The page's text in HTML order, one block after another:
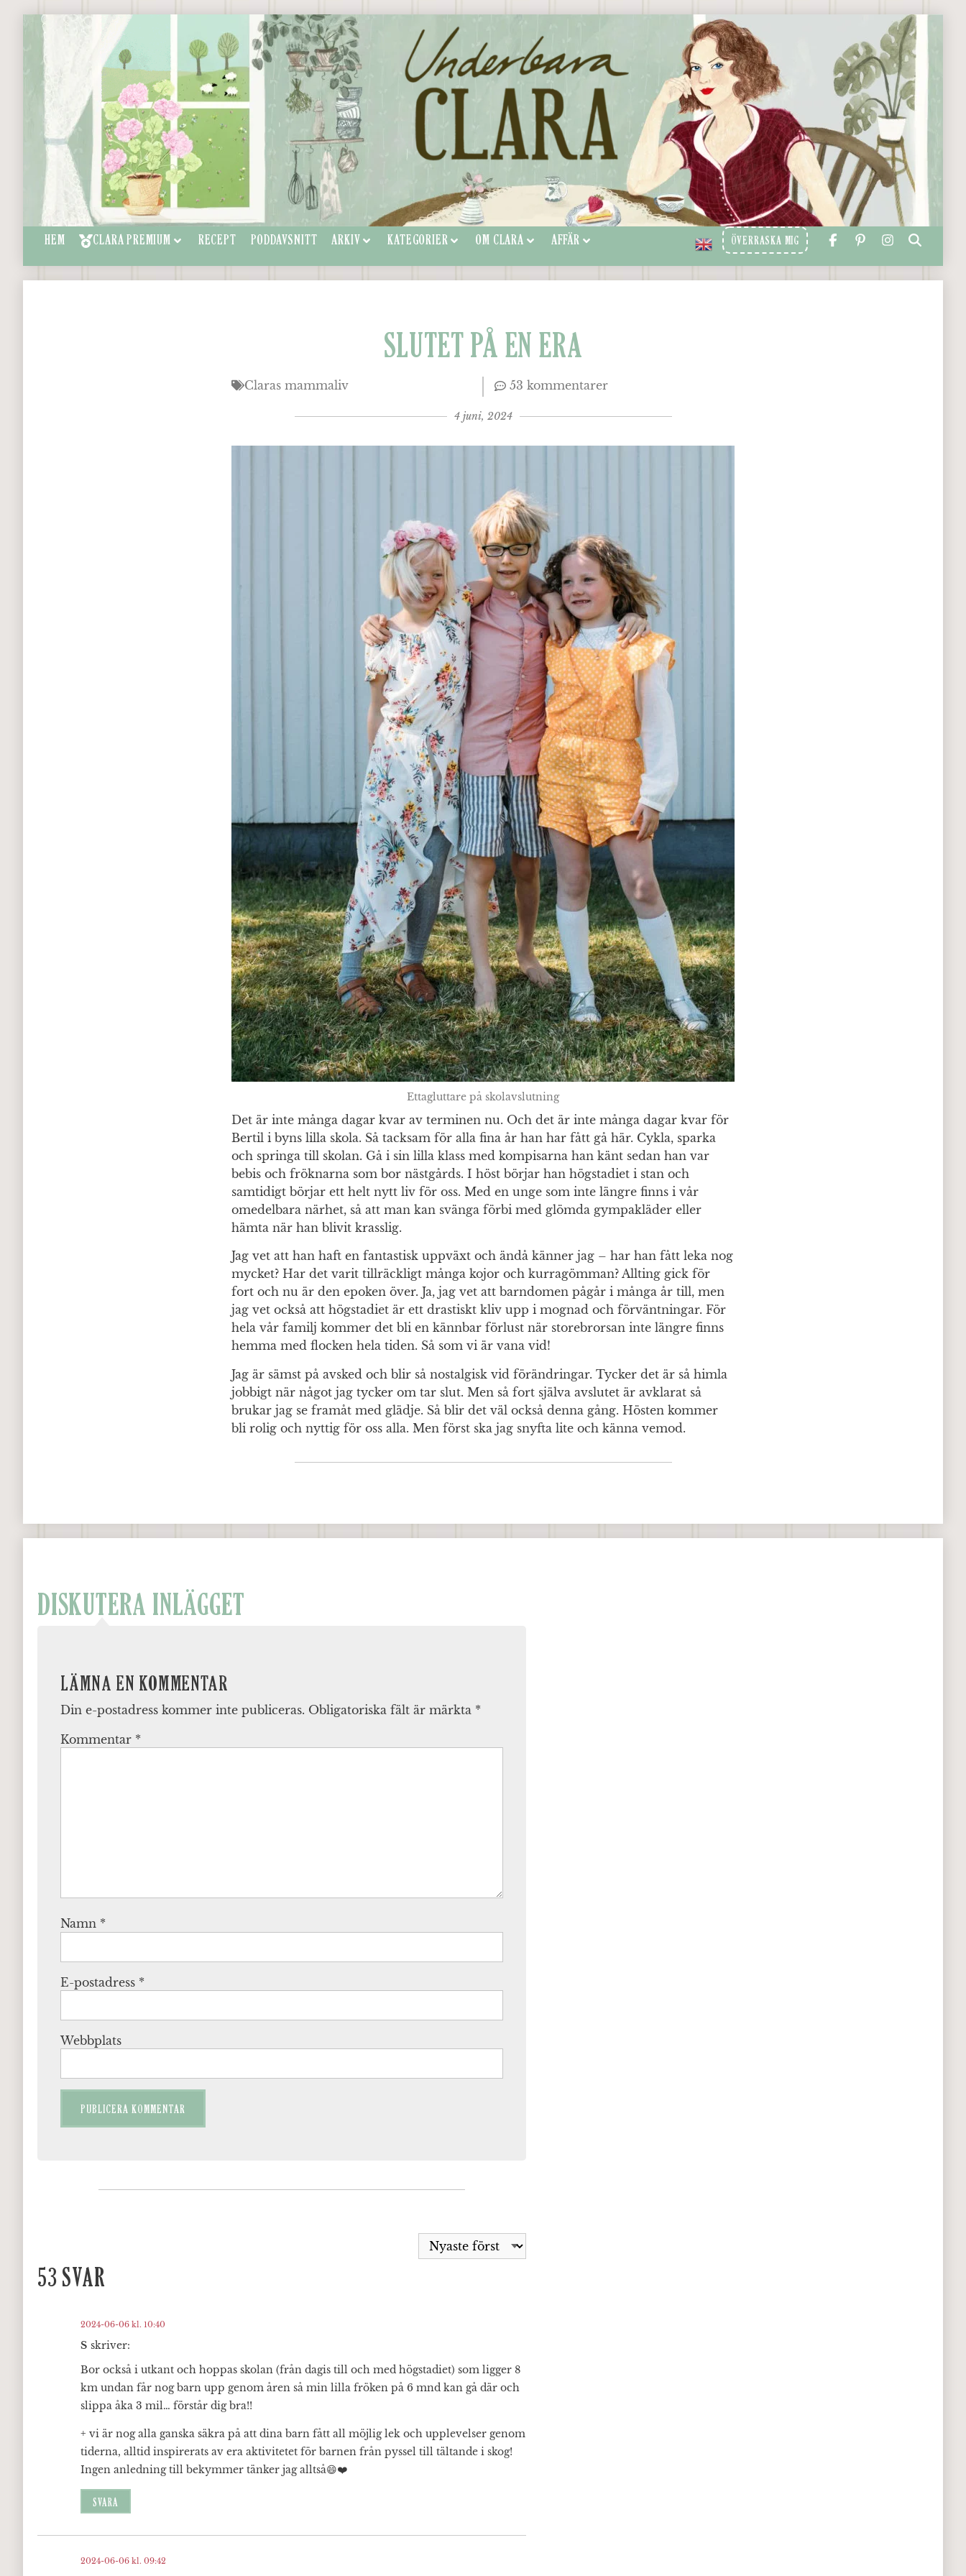
HEM CLARA PREMIUM RECEPT PODDAVSNITT ARKIV KATEGORIER OM CLARA AFFÄR ÖVERRASKA MIG
SLUTET PÅ EN ERA
Claras mammaliv 53 kommentarer
4 juni, 2024
Ettagluttare på skolavslutning
Det är inte många dagar kvar av terminen nu. Och det är inte många dagar kvar för
Bertil i byns lilla skola. Så tacksam för alla fina år han har fått gå här. Cykla, sparka
och springa till skolan. Gå i sin lilla klass med kompisarna han känt sedan han var
bebis och fröknarna som bor nästgårds. I höst börjar han högstadiet i stan och
samtidigt börjar ett helt nytt liv för oss. Med en unge som inte längre finns i vår
omedelbara närhet, så att man kan svänga förbi med glömda gympakläder eller
hämta när han blivit krasslig.
Jag vet att han haft en fantastisk uppväxt och ändå känner jag – har han fått leka nog
mycket? Har det varit tillräckligt många kojor och kurragömman? Allting gick för
fort och nu är den epoken över. Ja, jag vet att barndomen pågår i många år till, men
jag vet också att högstadiet är ett drastiskt kliv upp i mognad och förväntningar. För
hela vår familj kommer det bli en kännbar förlust när storebrorsan inte längre finns
hemma med flocken hela tiden. Så som vi är vana vid!
Jag är sämst på avsked och blir så nostalgisk vid förändringar. Tycker det är så himla
jobbigt när något jag tycker om tar slut. Men så fort själva avslutet är avklarat så
brukar jag se framåt med glädje. Så blir det väl också denna gång. Hösten kommer
bli rolig och nyttig för oss alla. Men först ska jag snyfta lite och känna vemod.
DISKUTERA INLÄGGET
LÄMNA EN KOMMENTAR
Din e-postadress kommer inte publiceras. Obligatoriska fält är märkta *
Kommentar *
Namn *
E-postadress *
Webbplats
53 SVAR
S skriver:
2024-06-06 kl. 10:40
Bor också i utkant och hoppas skolan (från dagis till och med högstadiet) som ligger 8
km undan får nog barn upp genom åren så min lilla fröken på 6 mnd kan gå där och
slippa åka 3 mil… förstår dig bra!!
+ vi är nog alla ganska säkra på att dina barn fått all möjlig lek och upplevelser genom
tiderna, alltid inspirerats av era aktivitetet för barnen från pyssel till tältande i skog!
Ingen anledning till bekymmer tänker jag alltså😄❤️
SVARA
2024-06-06 kl. 09:42